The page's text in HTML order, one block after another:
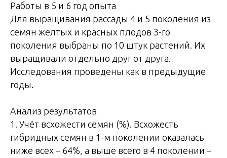
Работы в 5 и 6 год опыта
Для выращивания рассады 4 и 5 поколения из
семян желтых и красных плодов 3-го
поколения выбраны по 10 штук растений. Их
выращивали отдельно друг от друга.
Исследования проведены как в предыдущие
годы.
Анализ результатов
1. Учёт всхожести семян (%). Всхожесть
гибридных семян в 1-м поколении оказалась
ниже всех – 64%, а выше всего в 4 поколении –